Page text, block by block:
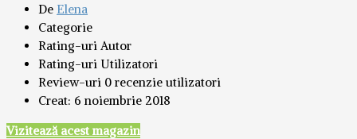
De Elena
Categorie
Rating-uri Autor
Rating-uri Utilizatori
Review-uri 0 recenzie utilizatori
Creat: 6 noiembrie 2018
Vizitează acest magazin